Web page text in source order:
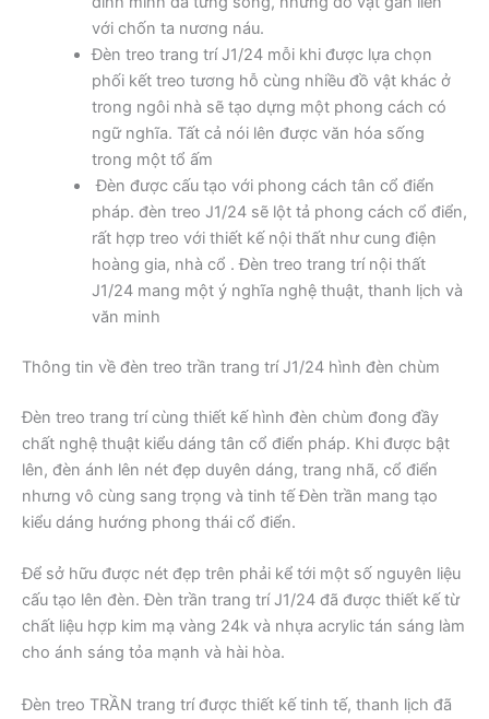
với chốn ta nương náu.
Đèn treo trang trí J1/24 mỗi khi được lựa chọn
phối kết treo tương hỗ cùng nhiều đồ vật khác ở
trong ngôi nhà sẽ tạo dựng một phong cách có
ngữ nghĩa. Tất cả nói lên được văn hóa sống
trong một tổ ấm
Đèn được cấu tạo với phong cách tân cổ điển
pháp. đèn treo J1/24 sẽ lột tả phong cách cổ điển,
rất hợp treo với thiết kế nội thất như cung điện
hoàng gia, nhà cổ . Đèn treo trang trí nội thất
J1/24 mang một ý nghĩa nghệ thuật, thanh lịch và
văn minh
Thông tin về đèn treo trần trang trí J1/24 hình đèn chùm
Đèn treo trang trí cùng thiết kế hình đèn chùm đong đầy
chất nghệ thuật kiểu dáng tân cổ điển pháp. Khi được bật
lên, đèn ánh lên nét đẹp duyên dáng, trang nhã, cổ điển
nhưng vô cùng sang trọng và tinh tế Đèn trần mang tạo
kiểu dáng hướng phong thái cổ điển.
Để sở hữu được nét đẹp trên phải kể tới một số nguyên liệu
cấu tạo lên đèn. Đèn trần trang trí J1/24 đã được thiết kế từ
chất liệu hợp kim mạ vàng 24k và nhựa acrylic tán sáng làm
cho ánh sáng tỏa mạnh và hài hòa.
Đèn treo TRẦN trang trí được thiết kế tinh tế, thanh lịch đã